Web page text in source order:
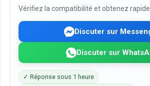
Vérifiez la compatibilité et obtenez
Discuter sur
Discuter sur
✓ Réponse sous 1 heure